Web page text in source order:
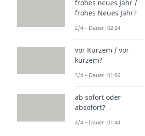
frohes neues Jahr /
frohes Neues Jahr?
2/4 – Dauer: 02:24
vor Kurzem / vor
kurzem?
3/4 – Dauer: 01:06
ab sofort oder
absofort?
4/4 – Dauer: 01:44